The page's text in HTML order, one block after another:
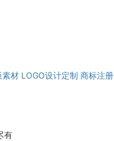
素材 LOGO设计定制 商标注册
有